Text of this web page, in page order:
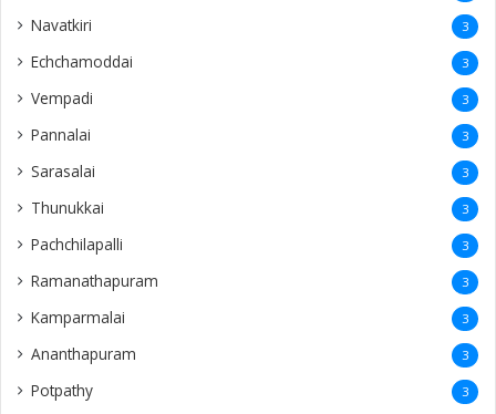
Navatkiri 3
Echchamoddai 3
Vempadi 3
Pannalai 3
Sarasalai 3
Thunukkai 3
Pachchilapalli 3
Ramanathapuram 3
Kamparmalai 3
Ananthapuram 3
‎Potpathy 3